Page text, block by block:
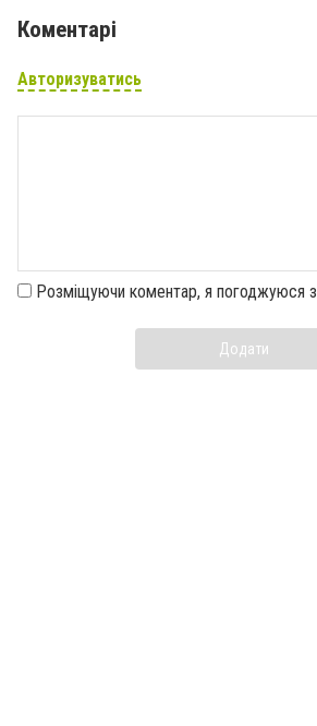
Коментарі
Авторизуватись
Розміщуючи коментар, я погоджуюся з
Додати